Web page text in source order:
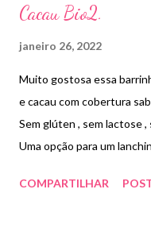
Cacau Bio2.
janeiro 26, 2022
Muito gostosa essa
e cacau com cobertura
Sem glúten , sem lactose
Uma opção para um
COMPARTILHAR